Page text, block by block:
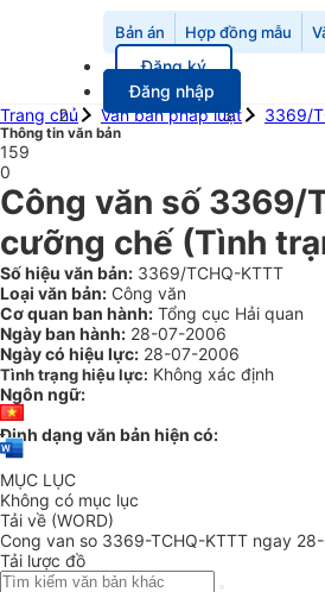
Bản án Hợp đồng mẫu
Đăng ký
Đăng nhập
Trang chủ
Văn bản pháp luật 3369/
Thông tin văn bản
159
0
Công văn số 3369/
cưỡng chế (Tình
Số hiệu văn bản: 3369/TCHQ-KTTT
Loại văn bản: Công văn
Cơ quan ban hành: Tổng cục Hải quan
Ngày ban hành: 28-07-2006
Ngày có hiệu lực: 28-07-2006
Tình trạng hiệu lực: Không xác định
Ngôn ngữ:
Định dạng văn bản hiện có:
MỤC LỤC
Không có mục lục
Tải về (WORD)
Cong van so 3369-TCHQ-KTTT ngay
Tải lược đồ